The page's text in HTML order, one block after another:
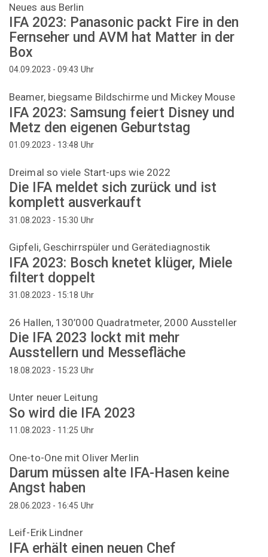
Neues aus Berlin
IFA 2023: Panasonic packt Fire in den
Fernseher und AVM hat Matter in der
Box
04.09.2023 - 09:43 Uhr
Beamer, biegsame Bildschirme und Mickey Mouse
IFA 2023: Samsung feiert Disney und
Metz den eigenen Geburtstag
01.09.2023 - 13:48 Uhr
Dreimal so viele Start-ups wie 2022
Die IFA meldet sich zurück und ist
komplett ausverkauft
31.08.2023 - 15:30 Uhr
Gipfeli, Geschirrspüler und Gerätediagnostik
IFA 2023: Bosch knetet klüger, Miele
filtert doppelt
31.08.2023 - 15:18 Uhr
26 Hallen, 130’000 Quadratmeter, 2000 Aussteller
Die IFA 2023 lockt mit mehr
Ausstellern und Messefläche
18.08.2023 - 15:23 Uhr
Unter neuer Leitung
So wird die IFA 2023
11.08.2023 - 11:25 Uhr
One-to-One mit Oliver Merlin
Darum müssen alte IFA-Hasen keine
Angst haben
28.06.2023 - 16:45 Uhr
Leif-Erik Lindner
IFA erhält einen neuen Chef